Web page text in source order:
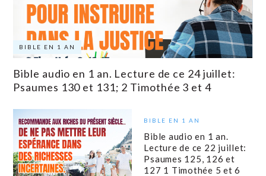
BIBLE EN 1 AN
Bible audio en 1 an. Lecture de ce 24 juillet:
Psaumes 130 et 131; 2 Timothée 3 et 4
BIBLE EN 1 AN
Bible audio en 1 an.
Lecture de ce 22 juillet:
Psaumes 125, 126 et
127 1 Timothée 5 et 6